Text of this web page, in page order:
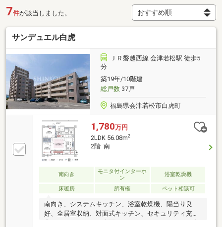
7件が該当しました。
サンデュエル白虎
ＪＲ磐越西線 会津若松駅 徒歩5
分
築19年/10階建
総戸数37戸
福島県会津若松市白虎町
1,780万円
2LDK 56.08m2
2階 南
南向き
モニタ付インターホ
ン
浴室乾燥機
床暖房 所有権 ペット相談可
南向き、システムキッチン、浴室乾燥機、陽当り良
好、全居室収納、対面式キッチン、セキュリティ充
実、バリアフリー、南面バルコニー、オートバス、高